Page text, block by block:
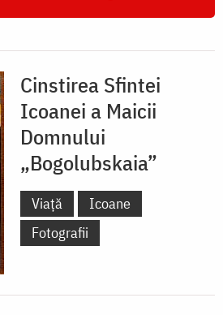
Cinstirea Sfintei
Icoanei a Maicii
Domnului
„Bogolubskaia”
Viață
Icoane
Fotografii